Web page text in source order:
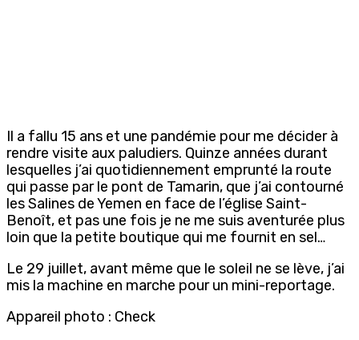
Il a fallu 15 ans et une pandémie pour me décider à
rendre visite aux paludiers. Quinze années durant
lesquelles j’ai quotidiennement emprunté la route
qui passe par le pont de Tamarin, que j’ai contourné
les Salines de Yemen en face de l’église Saint-
Benoît, et pas une fois je ne me suis aventurée plus
loin que la petite boutique qui me fournit en sel…
Le 29 juillet, avant même que le soleil ne se lève, j’ai
mis la machine en marche pour un mini-reportage.
Appareil photo : Check